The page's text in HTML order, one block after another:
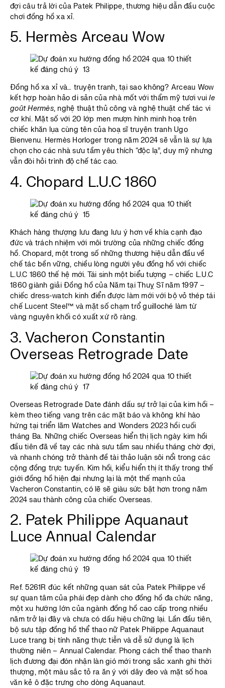
đợi câu trả lời của Patek Philippe, thương hiệu dẫn đầu cuộc
chơi đồng hồ xa xỉ.
5. Hermès Arceau Wow
Đồng hồ xa xỉ và… truyện tranh, tại sao không? Arceau Wow
kết hợp hoàn hảo di sản của nhà mốt với thẩm mỹ tươi vuile
goût Hermès, nghệ thuật thủ công và nghệ thuật chế tác vi
cơ khí. Mặt số với 20 lớp men mượn hình minh hoạ trên
chiếc khăn lụa cùng tên của hoạ sĩ truyện tranh Ugo
Bienvenu. Hermès Horloger trong năm 2024 sẽ vẫn là sự lựa
chọn cho các nhà sưu tầm yêu thích “độc lạ”, duy mỹ nhưng
vẫn đòi hỏi trình độ chế tác cao.
4. Chopard L.U.C 1860
Khách hàng thượng lưu đang lưu ý hơn về khía cạnh đạo
đức và trách nhiệm với môi trường của những chiếc đồng
hồ. Chopard, một trong số những thương hiệu dẫn đầu về
chế tác bền vững, chiều lòng người yêu đồng hồ với chiếc
L.U.C 1860 thế hệ mới. Tái sinh một biểu tượng – chiếc L.U.C
1860 giành giải Đồng hồ của Năm tại Thuỵ Sĩ năm 1997 –
chiếc dress-watch kinh điển được làm mới với bộ vỏ thép tái
chế Lucent Steel™ và mặt số chạm trổ guilloché làm từ
vàng nguyên khối có xuất xứ rõ ràng.
3. Vacheron Constantin
Overseas Retrograde Date
Overseas Retrograde Date đánh dấu sự trở lại của kim hồi –
kèm theo tiếng vang trên các mặt báo và không khí hào
hứng tại triển lãm Watches and Wonders 2023 hồi cuối
tháng Ba. Những chiếc Overseas hiển thị lịch ngày kim hồi
đầu tiên đã về tay các nhà sưu tầm sau nhiều tháng chờ đợi,
và nhanh chóng trở thành đề tài thảo luận sôi nổi trong các
cộng đồng trực tuyến. Kim hồi, kiểu hiển thị ít thấy trong thế
giới đồng hồ hiện đại nhưng lại là một thế mạnh của
Vacheron Constantin, có lẽ sẽ giàu sức bật hơn trong năm
2024 sau thành công của chiếc Overseas.
2. Patek Philippe Aquanaut
Luce Annual Calendar
Ref. 5261R đúc kết những quan sát của Patek Philippe về
sự quan tâm của phái đẹp dành cho đồng hồ đa chức năng,
một xu hướng lớn của ngành đồng hồ cao cấp trong nhiều
năm trở lại đây và chưa có dấu hiệu chững lại. Lần đầu tiên,
bộ sưu tập đồng hồ thể thao nữ Patek Philippe Aquanaut
Luce trang bị tính năng thực tiễn và dễ sử dụng là lịch
thường niên – Annual Calendar. Phong cách thể thao thanh
lịch đương đại đón nhận làn gió mới trong sắc xanh ghi thời
thượng, một màu sắc tỏ ra ăn ý với dây đeo và mặt số hoa
văn kẻ ô đặc trưng cho dòng Aquanaut.